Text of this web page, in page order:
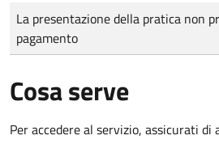
Tipo di pagamento
Importo
La presentazione della pratica non
pagamento
Cosa serve
Per accedere al servizio, assicurati di